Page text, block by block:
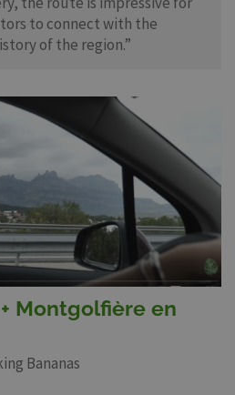
to connect with the
of the region.”
Montgolfière en
Bananas